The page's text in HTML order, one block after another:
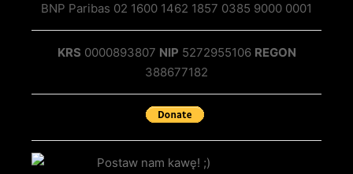
BNP Paribas 02 1600 1462 1857 0385 9000 0001
KRS 0000893807 NIP 5272955106 REGON
388677182